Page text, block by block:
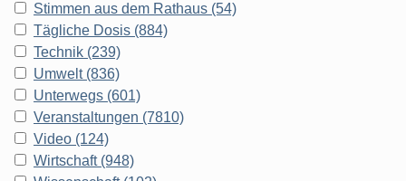
Stimmen aus dem Rathaus (54)
Tägliche Dosis (884)
Technik (239)
Umwelt (836)
Unterwegs (601)
Veranstaltungen (7810)
Video (124)
Wirtschaft (948)